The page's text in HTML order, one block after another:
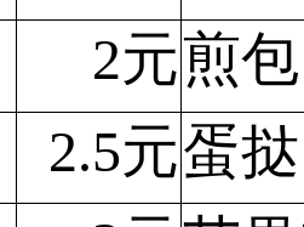
2元煎包
2.5元蛋挞